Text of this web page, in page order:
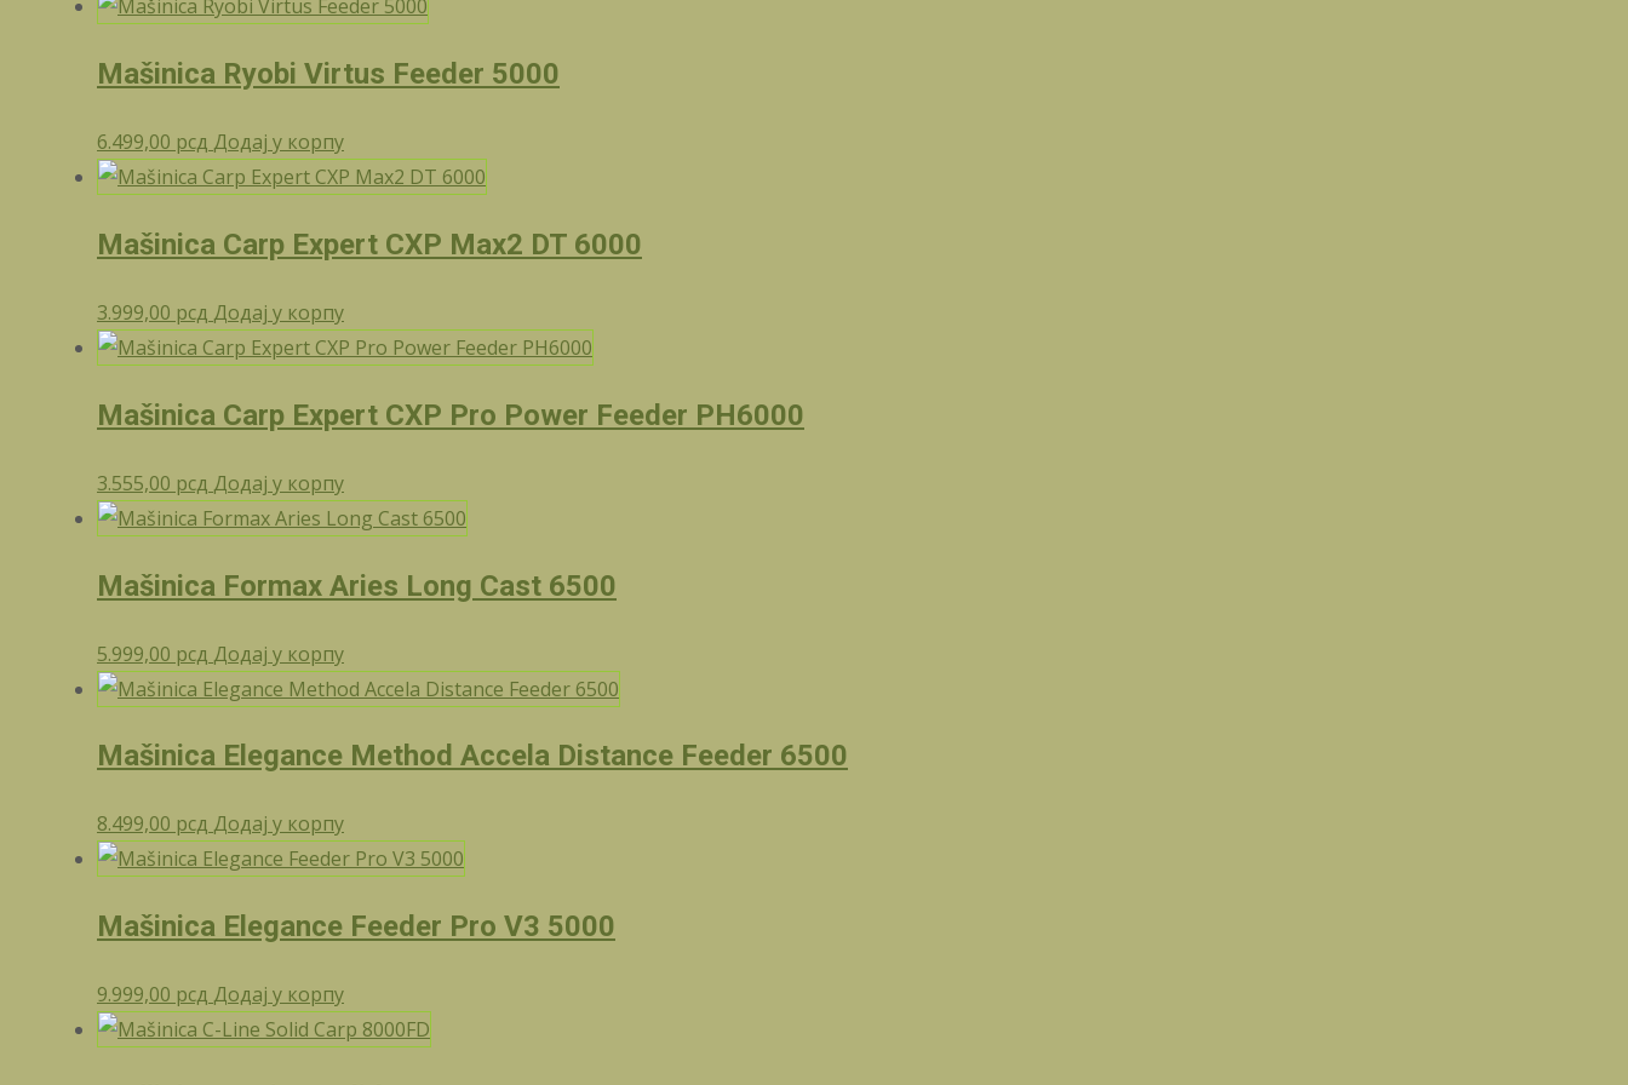
Mašinica Ryobi Virtus Feeder 5000
6.499,00 рсд Додај у корпу
Mašinica Carp Expert CXP Max2 DT 6000
3.999,00 рсд Додај у корпу
Mašinica Carp Expert CXP Pro Power Feeder PH6000
3.555,00 рсд Додај у корпу
Mašinica Formax Aries Long Cast 6500
5.999,00 рсд Додај у корпу
Mašinica Elegance Method Accela Distance Feeder 6500
8.499,00 рсд Додај у корпу
Mašinica Elegance Feeder Pro V3 5000
9.999,00 рсд Додај у корпу